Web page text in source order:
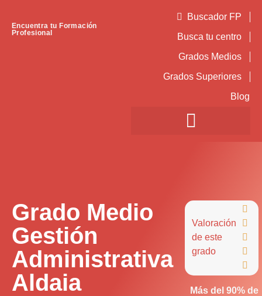
Encuentra tu Formación
Profesional
Buscador FP
Busca tu centro
Grados Medios
Grados Superiores
Blog
Grado Medio
Gestión
Administrativa
Aldaia
Valoración
de este
grado





Más del 90% de